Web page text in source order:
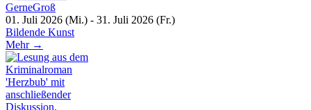
GerneGroß
01. Juli 2026 (Mi.) - 31. Juli 2026 (Fr.)
Bildende Kunst
Mehr →